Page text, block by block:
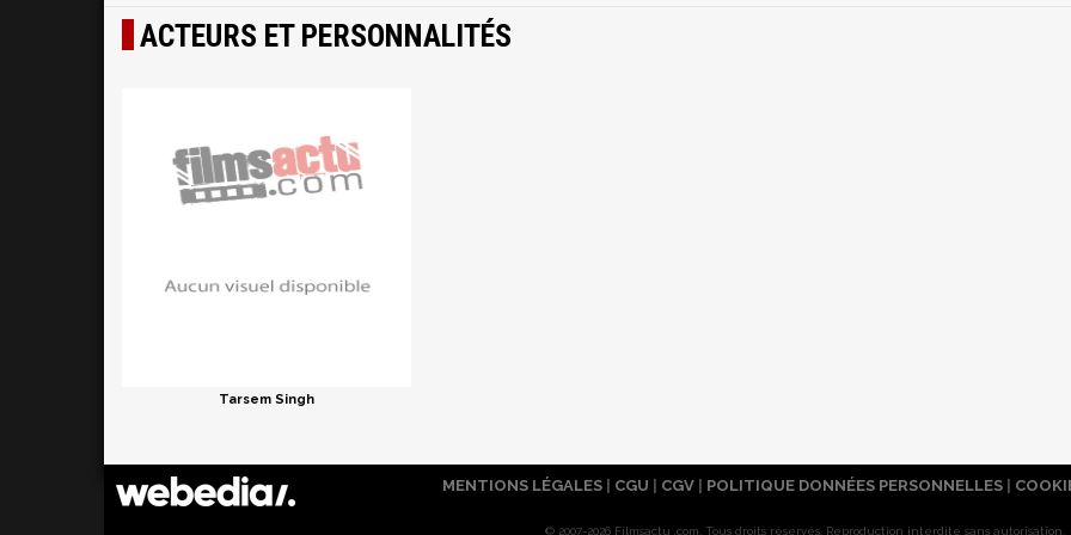
ACTEURS ET PERSONNALITÉS
Tarsem Singh
MENTIONS LÉGALES CGU CGV POLITIQUE DONNÉES PERSONNELLES
© 2007-2026 Filmsactu .com. Tous droits réservés. Reproduction interdite sans autorisation.